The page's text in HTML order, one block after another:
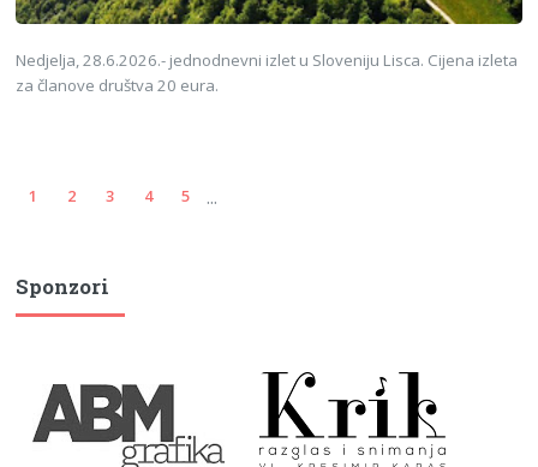
Nedjelja, 28.6.2026.- jednodnevni izlet u Sloveniju Lisca. Cijena izleta
za članove društva 20 eura.
1 2 3 4 5 ...
Sponzori